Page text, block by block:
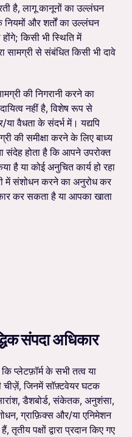
है, लागू कानूनों का उल्लंघन
नियमों और शर्तों का उल्लंघन
किसी भी स्थिति में
सामग्री से संबंधित किसी भी दावे
की निगरानी करने का
नहीं है, विशेष रूप से
या वैधता के संदर्भ में। यद्यपि
की समीक्षा करने के लिए बाध्य
संदेह होता है कि आपने उपरोक्त
है या कोई अनुचित कार्य हो रहा
में संशोधन करने का अनुरोध कर
कर सकता है या आपका खाता
संपदा अधिकार
प्लेटफ़ॉर्म के सभी तत्व या
चीज़ें, जिनमें सॉफ़्टवेयर घटक
डैशबोर्ड, संकेतक, अनुशंसा,
ग्राफ़िक्स और/या एनिमेशन
पक्षों द्वारा प्रदान किए गए